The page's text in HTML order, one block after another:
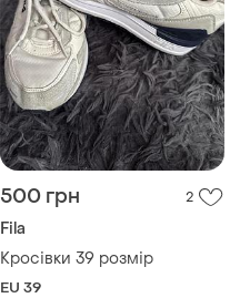
500 грн 2
Fila
Кросівки 39 розмір
EU 39